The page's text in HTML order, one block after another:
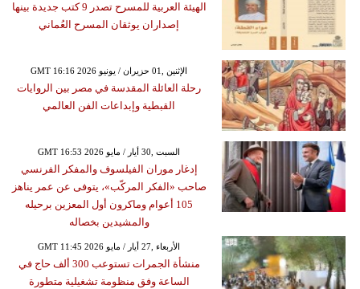
الهيئة العربية للمسرح تصدر 9 كتب جديدة بينها
إصداران يوثقان المسرح العُماني
GMT 16:16 2026 الإثنين ,01 حزيران / يونيو
رحلة العائلة المقدسة في مصر بين الروايات
القبطية وإبداعات الفن العالمي
GMT 16:53 2026 السبت ,30 أيار / مايو
إدغار موران الفيلسوف والمفكر الفرنسي
صاحب «الفكر المركّب»، يتوفى عن عمر يناهز
105 أعوام وماكرون أول المعزين برحيله
والمشيدين بخصاله
GMT 11:45 2026 الأربعاء ,27 أيار / مايو
منشأة الجمرات تستوعب 300 ألف حاج في
الساعة وفق منظومة تشغيلية متطورة